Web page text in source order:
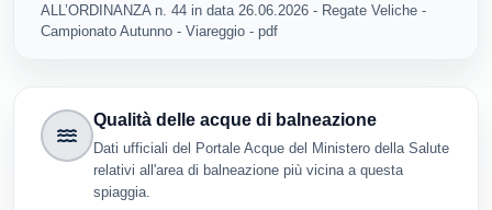
ALL’ORDINANZA n. 44 in data 26.06.2026 - Regate Veliche -
Campionato Autunno - Viareggio - pdf
Qualità delle acque di balneazione
Dati ufficiali del Portale Acque del Ministero della Salute
relativi all'area di balneazione più vicina a questa
spiaggia.